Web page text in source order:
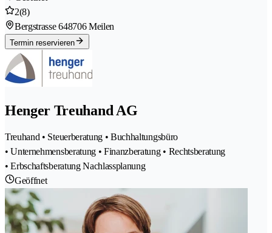
2(8)
Bergstrasse 648706 Meilen
Termin reservieren
Henger Treuhand AG
Treuhand • Steuerberatung • Buchhaltungsbüro
• Unternehmensberatung • Finanzberatung • Rechtsberatung
• Erbschaftsberatung Nachlassplanung
Geöffnet